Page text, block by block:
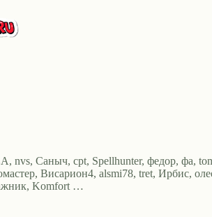
nvs, Саныч, cpt, Spellhunter, федор, фа,
Висариoн4, alsmi78, tret, Ирбис,
Komfort …